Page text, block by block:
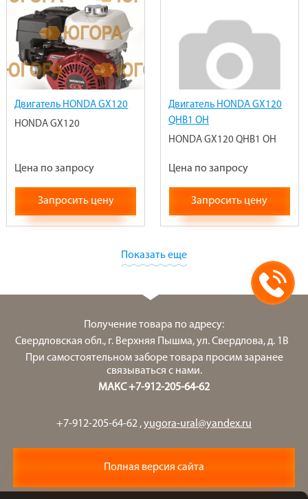
Двигатель HONDA GX120
HONDA GX120
Цена по запросу
Запросить цену
Двигатель HONDA GX120
QHB1 OH
HONDA GX120 QHB1 OH
Цена по запросу
Запросить цену
Показать еще
Получение товара по адресу:
Свердловская обл., г. Верхняя Пышма, ул. Свердлова, д. 1В
При самостоятельном заборе товара просим заранее
связываться с нами.
МАКС +7-912-205-64-62
+7-912-205-64-62 ,yugora-ural@yandex.ru
Полная версия сайта